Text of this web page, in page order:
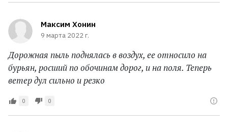
Максим Хонин
9 марта 2022 г.
Дорожная пыль поднялась в воздух, ее относило на
бурьян, росший по обочинам дорог, и на поля. Теперь
ветер дул сильно и резко
0 0